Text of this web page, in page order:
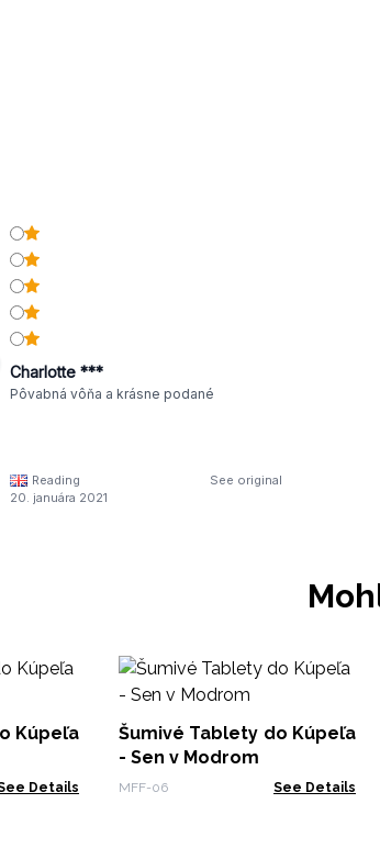
Charlotte ***
Pôvabná vôňa a krásne podané
Reading
See original
20. januára 2021
Kúpeľa
Details
Šumivé Tablety do Kúpeľa
- Sen v Modrom
MFF-06 See Details